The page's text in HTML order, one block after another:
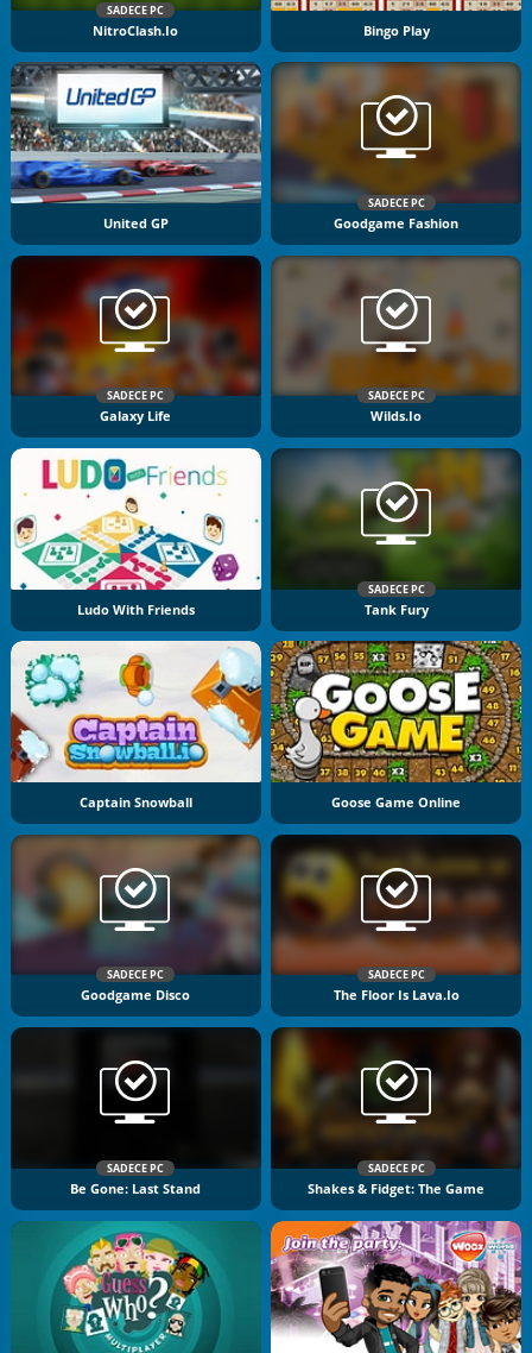
SADECE PC
NitroClash.io Bingo Play
United GP
SADECE PC
Goodgame Fashion
SADECE PC
Galaxy Life
SADECE PC
Wilds.io
Ludo With Friends
SADECE PC
Tank Fury
Captain Snowball Goose Game Online
SADECE PC
Goodgame Disco
SADECE PC
The Floor Is Lava.io
SADECE PC
Be Gone: Last Stand
SADECE PC
Shakes & Fidget: The Game